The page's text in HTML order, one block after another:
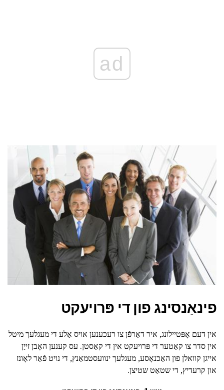
ad
פינאַנסינג פון די פּרויעקט
אין דעם אָפּטיילונג, איר דאַרפֿן צו רעכענען אויס אַלע די מעגלעך מיטל
אין סדר צו קאַטער די פּרויעקט אין די קאַסטן. עס קענען האָבן זייַן
אייגן קוואלן פון האַכנאָסע, מעגלעך ינוועסטמאַנץ, די נויט פֿאַר לאָונז
און קרעדיץ, די שטאַט שטיצן.